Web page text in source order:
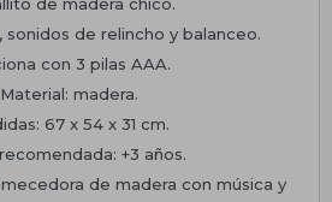
sonidos de relincho y balanceo.
con 3 pilas AAA.
madera.
67 x 54 x 31 cm.
+3 años.
de madera con música y